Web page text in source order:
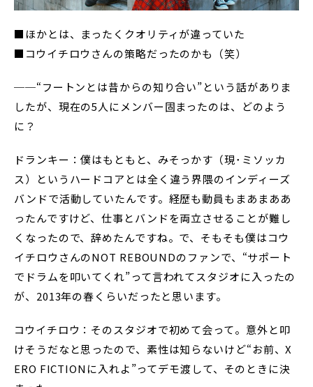
■ほかとは、まったくクオリティが違っていた
■コウイチロウさんの策略だったのかも（笑）
──“フートンとは昔からの知り合い”という話がありま
したが、現在の5人にメンバー固まったのは、どのよう
に？
ドランキー：僕はもともと、みそっかす（現･ミソッカ
ス）というハードコアとは全く違う界隈のインディーズ
バンドで活動していたんです。経歴も動員もまあまああ
ったんですけど、仕事とバンドを両立させることが難し
くなったので、辞めたんですね。で、そもそも僕はコウ
イチロウさんのNOT REBOUNDのファンで、“サポート
でドラムを叩いてくれ”って言われてスタジオに入ったの
が、2013年の春くらいだったと思います。
コウイチロウ：そのスタジオで初めて会って。意外と叩
けそうだなと思ったので、素性は知らないけど“お前、X
ERO FICTIONに入れよ”ってデモ渡して、そのときに決